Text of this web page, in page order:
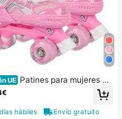
UE Patines para mujeres pri
regalo de Navidad cumpl
S
hábiles Envío gratuito